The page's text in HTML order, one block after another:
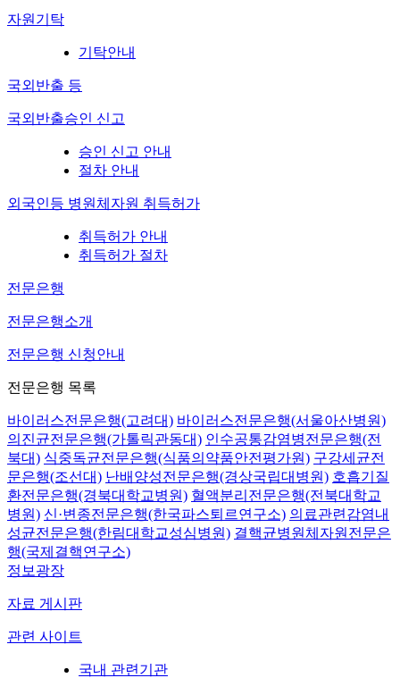
자원기탁
기탁안내
국외반출 등
국외반출승인 신고
승인 신고 안내
절차 안내
외국인등 병원체자원 취득허가
취득허가 안내
취득허가 절차
전문은행
전문은행소개
전문은행 신청안내
전문은행 목록
바이러스전문은행(고려대) 바이러스전문은행(서울아산병원)
의진균전문은행(가톨릭관동대) 인수공통감염병전문은행(전
북대) 식중독균전문은행(식품의약품안전평가원) 구강세균전
문은행(조선대) 난배양성전문은행(경상국립대병원) 호흡기질
환전문은행(경북대학교병원) 혈액분리전문은행(전북대학교
병원) 신·변종전문은행(한국파스퇴르연구소) 의료관련감염내
성균전문은행(한림대학교성심병원) 결핵균병원체자원전문은
행(국제결핵연구소)
정보광장
자료 게시판
관련 사이트
국내 관련기관